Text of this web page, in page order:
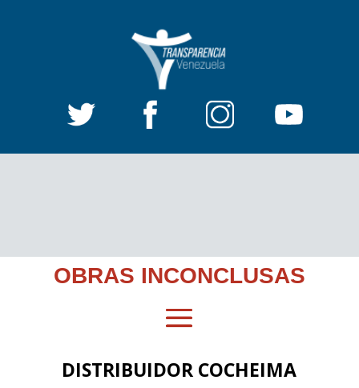
OBRAS INCONCLUSAS
DISTRIBUIDOR COCHEIMA